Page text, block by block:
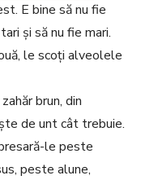
E bine să nu fie
și să nu fie mari.
le scoți alveolele
brun, din
de unt cât trebuie.
le peste
peste alune,